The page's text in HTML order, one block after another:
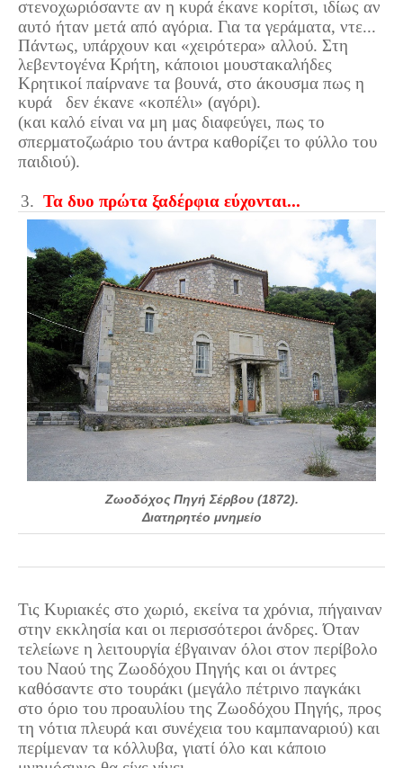
στενοχωριόσαντε αν η κυρά έκανε κορίτσι, ιδίως αν
αυτό ήταν μετά από αγόρια. Για τα γεράματα, ντε...
Πάντως, υπάρχουν και «χειρότερα» αλλού. Στη
λεβεντογένα Κρήτη, κάποιοι μουστακαλήδες
Κρητικοί παίρνανε τα βουνά, στο άκουσμα πως η
κυρά δεν έκανε «κοπέλι» (αγόρι).
(και καλό είναι να μη μας διαφεύγει, πως το
σπερματοζωάριο του άντρα καθορίζει το φύλλο του
παιδιού).
3. Τα δυο πρώτα ξαδέρφια εύχονται...
Ζωοδόχος Πηγή Σέρβου (1872).
Διατηρητέο μνημείο
Τις Κυριακές στο χωριό, εκείνα τα χρόνια, πήγαιναν
στην εκκλησία και οι περισσότεροι άνδρες. Όταν
τελείωνε η λειτουργία έβγαιναν όλοι στον περίβολο
του Ναού της Ζωοδόχου Πηγής και οι άντρες
καθόσαντε στο τουράκι (μεγάλο πέτρινο παγκάκι
στο όριο του προαυλίου της Ζωοδόχου Πηγής, προς
τη νότια πλευρά και συνέχεια του καμπαναριού) και
περίμεναν τα κόλλυβα, γιατί όλο και κάποιο